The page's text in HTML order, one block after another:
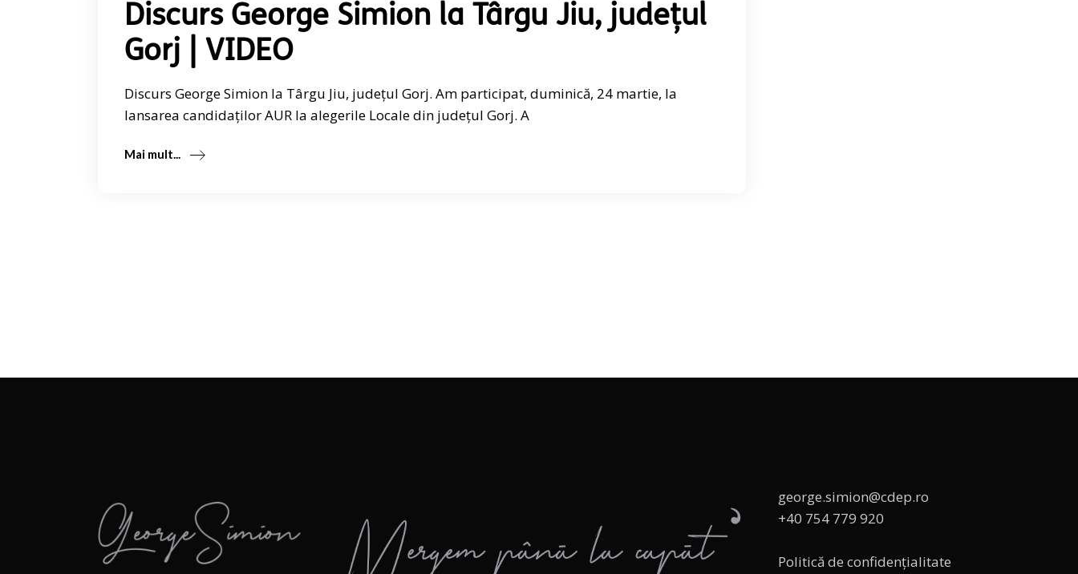
Discurs George Simion la Târgu Jiu, județul
Gorj | VIDEO
Discurs George Simion la Târgu Jiu, județul Gorj. Am participat, duminică, 24 martie, la
lansarea candidaților AUR la alegerile Locale din județul Gorj. A
Mai mult...
george.simion@cdep.ro
+40 754 779 920
Politică de confidențialitate